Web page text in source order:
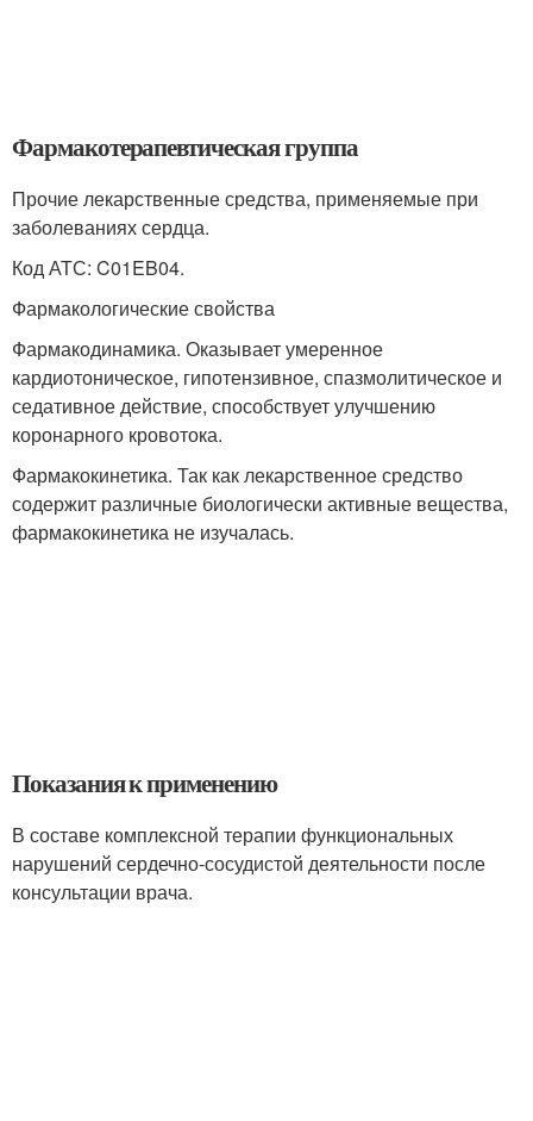
Фармакотерапевтическая группа
Прочие лекарственные средства, применяемые при
заболеваниях сердца.
Код АТС: C01EB04.
Фармакологические свойства
Фармакодинамика. Оказывает умеренное
кардиотоническое, гипотензивное, спазмолитическое и
седативное действие, способствует улучшению
коронарного кровотока.
Фармакокинетика. Так как лекарственное средство
содержит различные биологически активные вещества,
фармакокинетика не изучалась.
Показания к применению
В составе комплексной терапии функциональных
нарушений сердечно-сосудистой деятельности после
консультации врача.